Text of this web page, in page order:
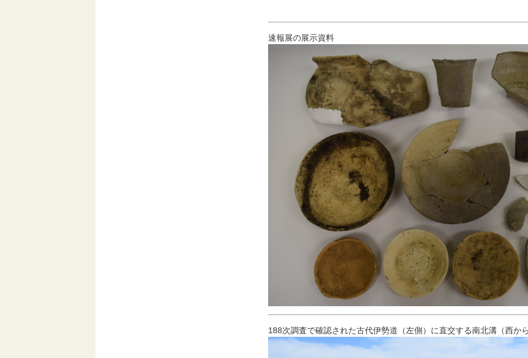
速報展の展示資料
188次調査で確認された古代伊勢道（左側）に直交する南北溝（西か